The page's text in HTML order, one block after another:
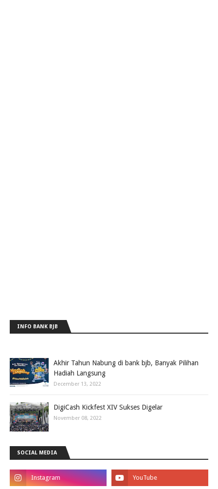
INFO BANK BJB
Akhir Tahun Nabung di bank bjb, Banyak Pilihan
Hadiah Langsung
December 13, 2022
DigiCash Kickfest XIV Sukses Digelar
November 08, 2022
SOCIAL MEDIA